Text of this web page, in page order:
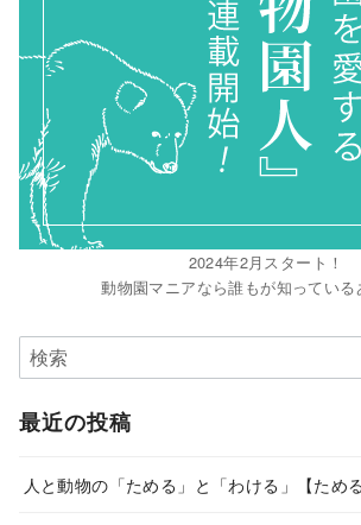
2024年2月スタート！
動物園マニアなら誰もが知ってい
最近の投稿
人と動物の「ためる」と「わける」【ため